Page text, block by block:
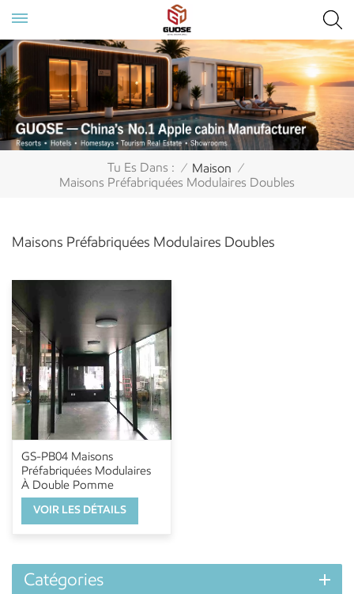
Tu Es Dans : / Maison /
Maisons Préfabriquées Modulaires Doubles
Maisons Préfabriquées Modulaires Doubles
GS-PB04 Maisons
Préfabriquées Modulaires
À Double Pomme
VOIR LES DÉTAILS
Catégories